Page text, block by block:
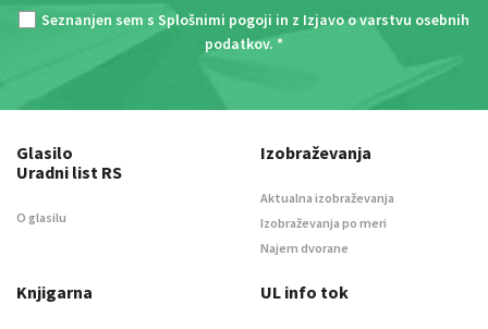
Seznanjen sem s Splošnimi pogoji in z Izjavo o varstvu osebnih
podatkov. *
Glasilo
Uradni list RS
O glasilu
Izobraževanja
Aktualna izobraževanja
Izobraževanja po meri
Najem dvorane
Knjigarna UL info tok